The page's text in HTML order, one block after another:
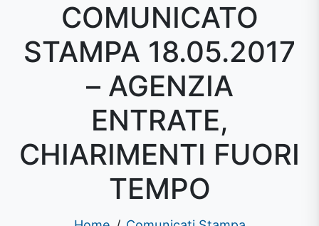
COMUNICATO
STAMPA 18.05.2017
– AGENZIA
ENTRATE,
CHIARIMENTI FUORI
TEMPO